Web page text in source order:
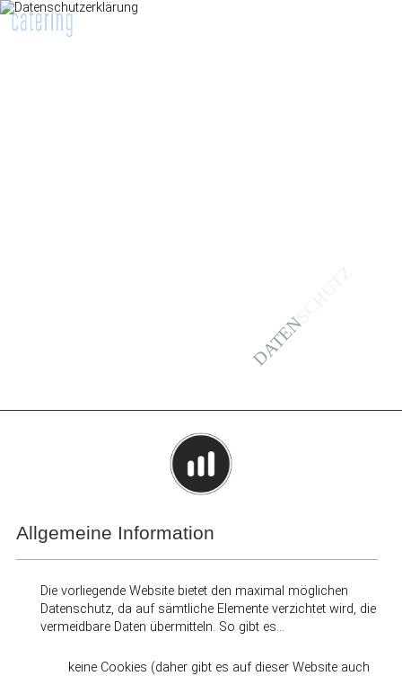
DATEN
Allgemeine Information
Die vorliegende Website bietet den maximal möglichen
Datenschutz, da auf sämtliche Elemente verzichtet wird, die
vermeidbare Daten übermitteln. So gibt es...
keine Cookies (daher gibt es auf dieser Website auch